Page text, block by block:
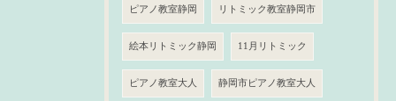
ピアノ教室静岡 リトミック教室静岡市
絵本リトミック静岡 11月リトミック
ピアノ教室大人 静岡市ピアノ教室大人